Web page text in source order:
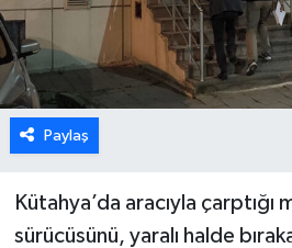
Paylaş
Kütahya’da aracıyla çarptığı
sürücüsünü, yaralı halde
Gediz
Genel
Hisarcık